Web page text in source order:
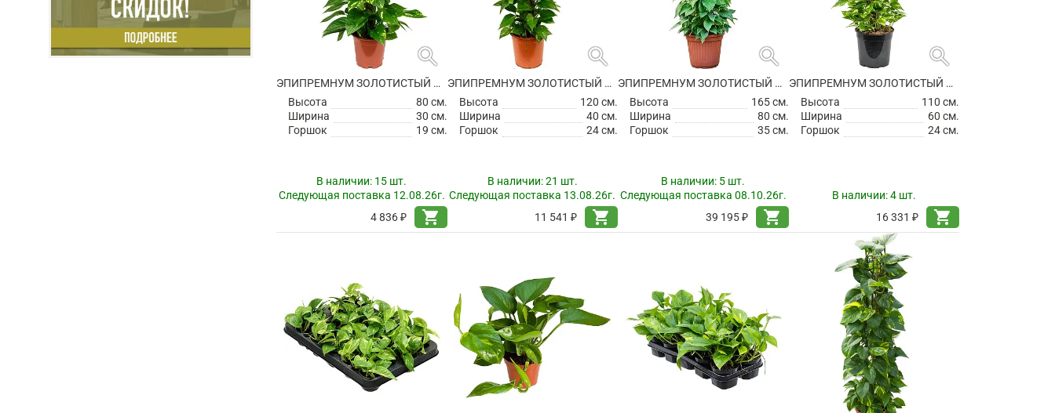
search
ЭПИПРЕМНУМ ЗОЛОТИСТЫЙ НА ОПОРЕ
Высота
80 см.
Ширина
30 см.
Горшок
19 см.
В наличии: 15 шт.
Следующая поставка 12.08.26г.
4 836 ₽
shopping_cart
search
ЭПИПРЕМНУМ ЗОЛОТИСТЫЙ НА ОПОРЕ
Высота
120 см.
Ширина
40 см.
Горшок
24 см.
В наличии:21 шт.
Следующая поставка 13.08.26г.
11 541 ₽
shopping_cart
search
ЭПИПРЕМНУМ ЗОЛОТИСТЫЙ НА ОПОРЕ
Высота
165 см.
Ширина
80 см.
Горшок
35 см.
В наличии: 5 шт.
Следующая поставка 08.10.26г.
39 195 ₽
shopping_cart
search
ЭПИПРЕМНУМ ЗОЛОТИСТЫЙ НА ОПОРЕ
Высота
110 см.
Ширина
60 см.
Горшок
24 см.
В наличии:4 шт.
16 331 ₽
shopping_cart